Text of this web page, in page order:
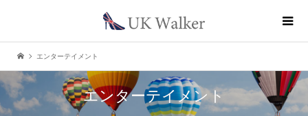
エンターテイメント
エンターテイメント